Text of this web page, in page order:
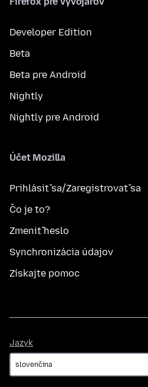
Developer Edition
Beta
Beta pre Android
Nightly
Nightly pre Android
Účet Mozilla
Prihlásiť sa/Zaregistrovať sa
Čo je to?
Zmeniť heslo
Synchronizácia údajov
Získajte pomoc
Jazyk